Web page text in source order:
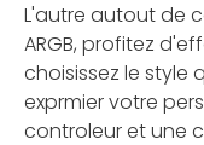
L'autre autout de
ARGB, profitez
choisissez le style
exprmier votre
controleur et une